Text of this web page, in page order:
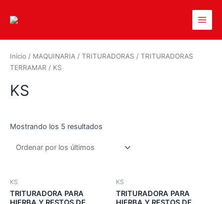
Inicio / MAQUINARIA / TRITURADORAS / TRITURADORAS
TERRAMAR / KS
KS
Mostrando los 5 resultados
KS
TRITURADORA PARA
KS
TRITURADORA PARA